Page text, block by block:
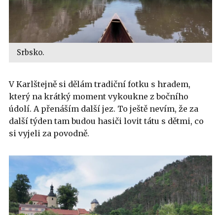
Srbsko.
V Karlštejně si dělám tradiční fotku s hradem,
který na krátký moment vykoukne z bočního
údolí. A přenáším další jez. To ještě nevím, že za
další týden tam budou hasiči lovit tátu s dětmi, co
si vyjeli za povodně.